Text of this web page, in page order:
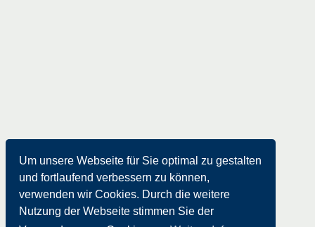
Um unsere Webseite für Sie optimal zu gestalten
und fortlaufend verbessern zu können,
verwenden wir Cookies. Durch die weitere
Nutzung der Webseite stimmen Sie der